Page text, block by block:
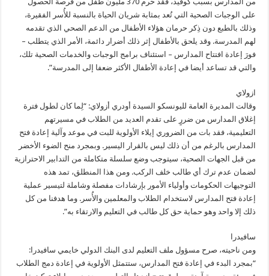
على الوجبات الصحية التي تُعد بمثابة شريان الحياة بالنسبة للأُسر الفقيرة،
وذلك بالطبع دون ذِكر حرمان هؤلاء الأطفال من الدعم الصحي الذي تقدمه
لهم المدرسة. وقد يلحق بالأطفال إثر ذلك أضرار دائمة، الأمر الذي يتطلب –
فورَ إعادة افتتاح المدارس – استئناف برامج الوجبات والخدمات الصحية تلك،
والتي قد تساعد أيضا في إعادة الأطفال الأكثر ضعفا إلى المدرسة”.
ازولاي
وقالت المديرة العامة لليونسكو السيدة أودري أزولاي: “لِما كان لطول فترة
إغلاق المدارس من ضررٍ على تقدم العديد من الطلاب في مسيرتهم
التعليمية، فقد بات من الضروري إيلاء الأولوية للبت في موعد وآلية إعادة فتح
المدارس بالرغم من أن ذلك ليس بالقرار اليسير. وبمجرد منح الضوء الأخضر
من قبل الجهات الصحية، سيتوجب وضع سلسلة متكاملة من التدابير الاحترازية
لضمان عدم ترك أي طالب خلف الركب. ومن هذا المنطلق، تمد هذه
التوجيهات الحكومات وأولياء الأمور بإرشادات مفصلة وشاملة لتيسير عملية
إعادة فتح المدارس لاستخدام الطلاب والمعلمين والأُسر. وما هدفنا من كل
ذلك إلا واحد وهو حماية حق كل طالب في التعليم والارتقاء به”.
سافيدرا
ومن ناحيته، صرح مسؤول ملف التعليم لدى البنك الدولي خايمي سافيدرا:
“بمجرد البدء في إعادة فتح المدارس، ستتمثل الأولوية في إعادة دمج الطلاب